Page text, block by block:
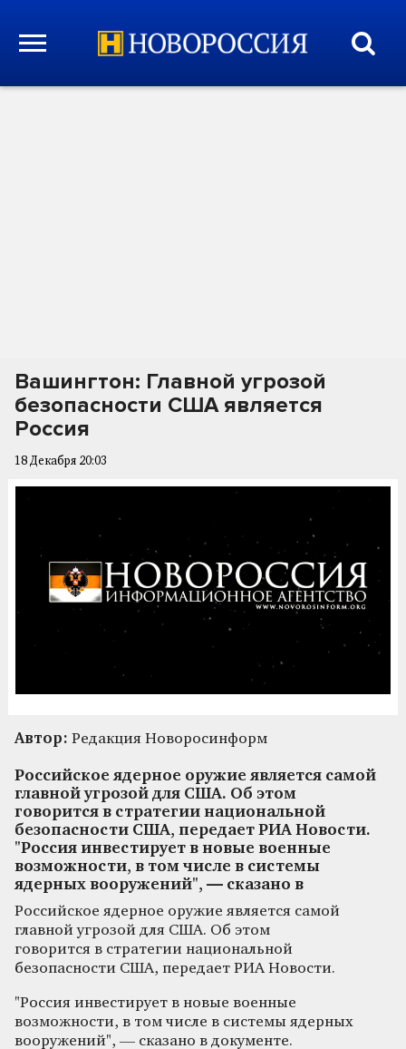
Вашингтон: Главной угрозой
безопасности США является
Россия
18 Декабря 20:03
Автор: Редакция Новоросинформ
Российское ядерное оружие является самой
главной угрозой для США. Об этом
говорится в стратегии национальной
безопасности США, передает РИА Новости.
"Россия инвестирует в новые военные
возможности, в том числе в системы
ядерных вооружений", — сказано в
Российское ядерное оружие является самой
главной угрозой для США. Об этом
говорится в стратегии национальной
безопасности США, передает РИА Новости.
"Россия инвестирует в новые военные
возможности, в том числе в системы ядерных
вооружений", — сказано в документе.